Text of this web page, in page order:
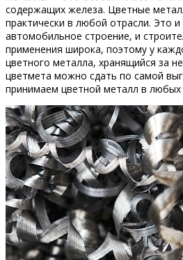
содержащих железа. Цветные
практически в любой отрасли. Это
автомобильное строение, и
применения широка, поэтому у
цветного металла, хранящийся за
цветмета можно сдать по самой
принимаем цветной металл в